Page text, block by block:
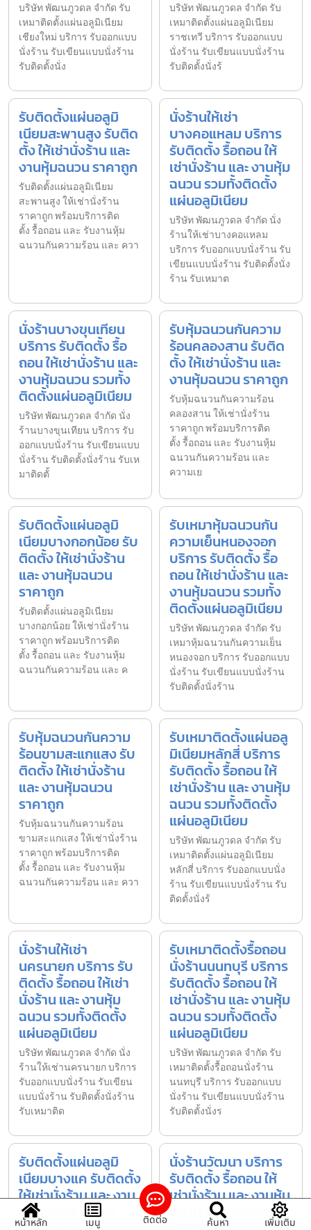
บริษัท พัฒนภูวดล จำกัด รับ
เหมาติดตั้งแผ่นอลูมิเนียม
เชียงใหม่ บริการ รับออกแบบ
นั่งร้าน รับเขียนแบบนั่งร้าน
รับติดตั้งนั่ง
บริษัท พัฒนภูวดล จำกัด รับ
เหมาติดตั้งแผ่นอลูมิเนียม
ราชเทวี บริการ รับออกแบบ
นั่งร้าน รับเขียนแบบนั่งร้าน
รับติดตั้งนั่งร้
รับติดตั้งแผ่นอลูมิ
เนียมสะพานสูง รับติด
ตั้ง ให้เช่านั่งร้าน และ
งานหุ้มฉนวน ราคาถูก
รับติดตั้งแผ่นอลูมิเนียม
สะพานสูง ให้เช่านั่งร้าน
ราคาถูก พร้อมบริการติด
ตั้ง รื้อถอน และ รับงานหุ้ม
ฉนวนกันความร้อน และ ควา
นั่งร้านให้เช่า
บางคอแหลม บริการ
รับติดตั้ง รื้อถอน ให้
เช่านั่งร้าน และ งานหุ้ม
ฉนวน รวมทั้งติดตั้ง
แผ่นอลูมิเนียม
บริษัท พัฒนภูวดล จำกัด นั่ง
ร้านให้เช่าบางคอแหลม
บริการ รับออกแบบนั่งร้าน รับ
เขียนแบบนั่งร้าน รับติดตั้งนั่ง
ร้าน รับเหมาต
นั่งร้านบางขุนเทียน
บริการ รับติดตั้ง รื้อ
ถอน ให้เช่านั่งร้าน และ
งานหุ้มฉนวน รวมทั้ง
ติดตั้งแผ่นอลูมิเนียม
บริษัท พัฒนภูวดล จำกัด นั่ง
ร้านบางขุนเทียน บริการ รับ
ออกแบบนั่งร้าน รับเขียนแบบ
นั่งร้าน รับติดตั้งนั่งร้าน รับเห
มาติดตั้
รับหุ้มฉนวนกันความ
ร้อนคลองสาน รับติด
ตั้ง ให้เช่านั่งร้าน และ
งานหุ้มฉนวน ราคาถูก
รับหุ้มฉนวนกันความร้อน
คลองสาน ให้เช่านั่งร้าน
ราคาถูก พร้อมบริการติด
ตั้ง รื้อถอน และ รับงานหุ้ม
ฉนวนกันความร้อน และ
ความเย
รับติดตั้งแผ่นอลูมิ
เนียมบางกอกน้อย รับ
ติดตั้ง ให้เช่านั่งร้าน
และ งานหุ้มฉนวน
ราคาถูก
รับติดตั้งแผ่นอลูมิเนียม
บางกอกน้อย ให้เช่านั่งร้าน
ราคาถูก พร้อมบริการติด
ตั้ง รื้อถอน และ รับงานหุ้ม
ฉนวนกันความร้อน และ ค
รับเหมาหุ้มฉนวนกัน
ความเย็นหนองจอก
บริการ รับติดตั้ง รื้อ
ถอน ให้เช่านั่งร้าน และ
งานหุ้มฉนวน รวมทั้ง
ติดตั้งแผ่นอลูมิเนียม
บริษัท พัฒนภูวดล จำกัด รับ
เหมาหุ้มฉนวนกันความเย็น
หนองจอก บริการ รับออกแบบ
นั่งร้าน รับเขียนแบบนั่งร้าน
รับติดตั้งนั่งร้าน
รับหุ้มฉนวนกันความ
ร้อนขามสะแกแสง รับ
ติดตั้ง ให้เช่านั่งร้าน
และ งานหุ้มฉนวน
ราคาถูก
รับหุ้มฉนวนกันความร้อน
ขามสะแกแสง ให้เช่านั่งร้าน
ราคาถูก พร้อมบริการติด
ตั้ง รื้อถอน และ รับงานหุ้ม
ฉนวนกันความร้อน และ ควา
รับเหมาติดตั้งแผ่นอลู
มิเนียมหลักสี่ บริการ
รับติดตั้ง รื้อถอน ให้
เช่านั่งร้าน และ งานหุ้ม
ฉนวน รวมทั้งติดตั้ง
แผ่นอลูมิเนียม
บริษัท พัฒนภูวดล จำกัด รับ
เหมาติดตั้งแผ่นอลูมิเนียม
หลักสี่ บริการ รับออกแบบนั่ง
ร้าน รับเขียนแบบนั่งร้าน รับ
ติดตั้งนั่งร้
นั่งร้านให้เช่า
นครนายก บริการ รับ
ติดตั้ง รื้อถอน ให้เช่า
นั่งร้าน และ งานหุ้ม
ฉนวน รวมทั้งติดตั้ง
แผ่นอลูมิเนียม
บริษัท พัฒนภูวดล จำกัด นั่ง
ร้านให้เช่านครนายก บริการ
รับออกแบบนั่งร้าน รับเขียน
แบบนั่งร้าน รับติดตั้งนั่งร้าน
รับเหมาติด
รับเหมาติดตั้งรื้อถอน
นั่งร้านนนทบุรี บริการ
รับติดตั้ง รื้อถอน ให้
เช่านั่งร้าน และ งานหุ้ม
ฉนวน รวมทั้งติดตั้ง
แผ่นอลูมิเนียม
บริษัท พัฒนภูวดล จำกัด รับ
เหมาติดตั้งรื้อถอนนั่งร้าน
นนทบุรี บริการ รับออกแบบ
นั่งร้าน รับเขียนแบบนั่งร้าน
รับติดตั้งนั่งร
รับติดตั้งแผ่นอลูมิ
เนียมบางแค รับติดตั้ง
ให้เช่านั่งร้าน และ งาน
หุ้มฉนวน ราคาถูก
นั่งร้านวัฒนา บริการ
รับติดตั้ง รื้อถอน ให้
เช่านั่งร้าน และ งานหุ้ม
ฉนวน รวมทั้งติดตั้ง
หน้าหลัก เมนู ติดต่อ ค้นหา เพิ่มเติม